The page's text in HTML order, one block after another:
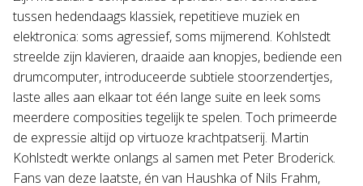
tussen hedendaags klassiek, repetitieve muziek en
elektronica: soms agressief, soms mijmerend. Kohlstedt
streelde zijn klavieren, draaide aan knopjes, bediende een
drumcomputer, introduceerde subtiele stoorzendertjes,
laste alles aan elkaar tot één lange suite en leek soms
meerdere composities tegelijk te spelen. Toch primeerde
de expressie altijd op virtuoze krachtpatserij. Martin
Kohlstedt werkte onlangs al samen met Peter Broderick.
Fans van deze laatste, én van Haushka of Nils Frahm,